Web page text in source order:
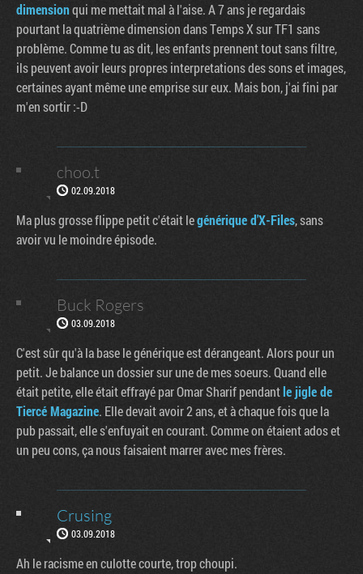
dimensionqui me mettait mal à l'aise. A 7 ans je regardais
pourtant la quatrième dimension dans Temps X sur TF1 sans
problème. Comme tu as dit, les enfants prennent tout sans filtre,
ils peuvent avoir leurs propres interpretations des sons et images,
certaines ayant même une emprise sur eux. Mais bon, j'ai fini par
m'en sortir :-D
choo.t
02.09.2018
Ma plus grosse flippe petit c'était legénérique d'X-Files, sans
avoir vu le moindre épisode.
Buck Rogers
03.09.2018
C'est sûr qu'à la base le générique est dérangeant. Alors pour un
petit. Je balance un dossier sur une de mes soeurs. Quand elle
était petite, elle était effrayé par Omar Sharif pendantle jigle de
Tiercé Magazine. Elle devait avoir 2 ans, et à chaque fois que la
pub passait, elle s'enfuyait en courant. Comme on étaient ados et
un peu cons, ça nous faisaient marrer avec mes frères.
Crusing
03.09.2018
Ah le racisme en culotte courte, trop choupi.
Factornews